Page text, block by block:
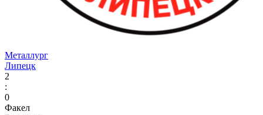
Металлург
Липецк
2
:
0
Факел